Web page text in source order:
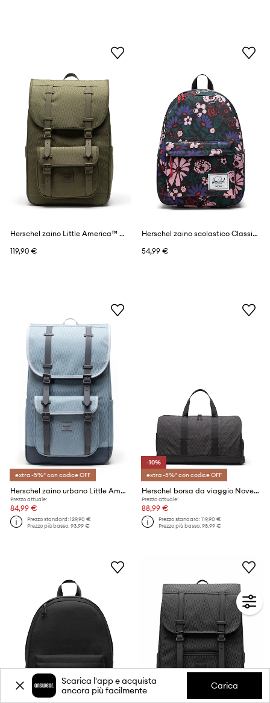
Herschel zaino Little America™ Mid
119,90 €
Herschel zaino scolastico Classic™
54,99 €
extra -5%* con codice OFF
Herschel zaino urbano Little America™
Prezzo attuale:
84,99 €
Prezzo standard:129,90 €
Prezzo più basso:93,99 €
-10%
extra -5%* con codice OFF
Herschel borsa da viaggio Novel™
Prezzo attuale:
88,99 €
Prezzo standard:119,90 €
Prezzo più basso:98,99 €
Scarica l'app e acquista
ancora più facilmente
Carica